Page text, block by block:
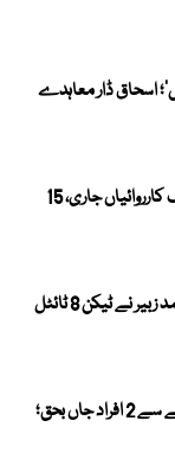
اسحاق ڈار معاہدے
بلوچستان میں دہشت گردوں کے خلاف کارروائیاں جاری، 15
ای اسپورٹس ورلڈ کپ؛ پاکستان کے محمد زبیر نے ٹیکن 8 ٹائٹل
بارشوں کی تباہی؛ قصور میں چھتیں گرنے سے 2 افراد جاں بحق؛